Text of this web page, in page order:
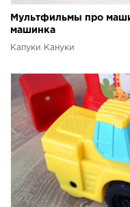
Мультфильмы про
машинка
Капуки Кануки